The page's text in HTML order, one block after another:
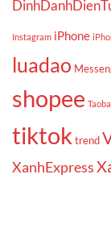
Instagram iPhone
luadao
shopee
tiktok trend
XanhExpress